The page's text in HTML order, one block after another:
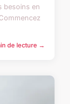
besoins en
de lecture →